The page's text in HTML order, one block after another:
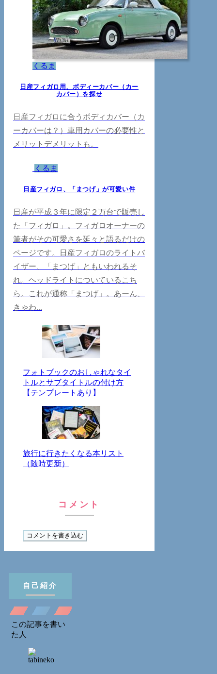
くるま
日産フィガロ用、ボディーカバー（カー
カバー）を探せ
日産フィガロに合うボディカバー（カ
ーカバーは？）車用カバーの必要性と
メリットデメリットも。
くるま
日産フィガロ、「まつげ」が可愛い件
日産が平成３年に限定２万台で販売し
た「フィガロ」。フィガロオーナーの
筆者がその可愛さを延々と語るだけの
ページです。日産フィガロのライトバ
イザー、「まつげ」ともいわれるそ
れ。ヘッドライトについているこち
ら。これが通称「まつげ」。あーん、
きゃわ...
フォトブックのおしゃれなタイ
トルとサブタイトルの付け方
【テンプレートあり】
旅行に行きたくなる本リスト
（随時更新）
コメント
コメントを書き込む
自己紹介
この記事を書い
た人